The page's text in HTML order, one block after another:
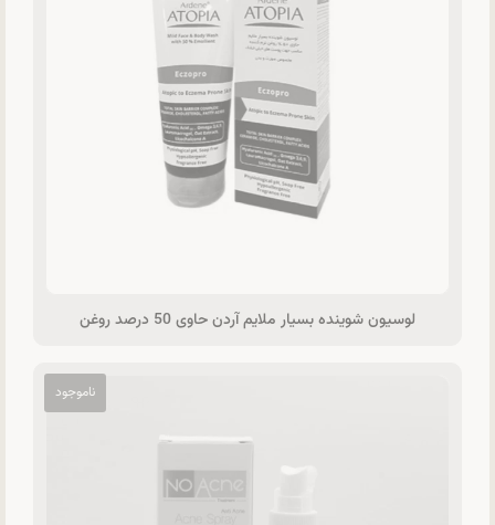
لوسيون شوينده بسيار ملايم آردن حاوی 50 درصد روغن